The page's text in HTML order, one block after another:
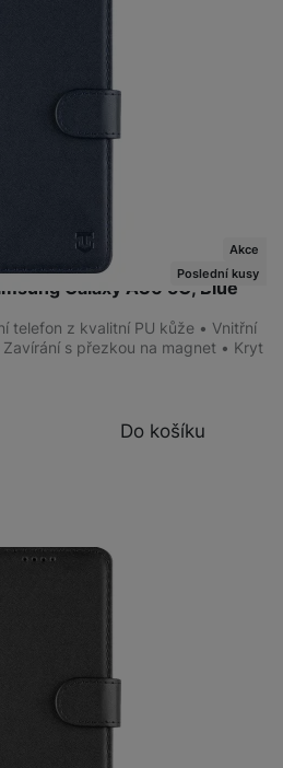
Galaxy A36 5G, Blue
Akce
Poslední kusy
telefon z kvalitní PU kůže • Vnitřní
s přezkou na magnet • Kryt
Do košíku